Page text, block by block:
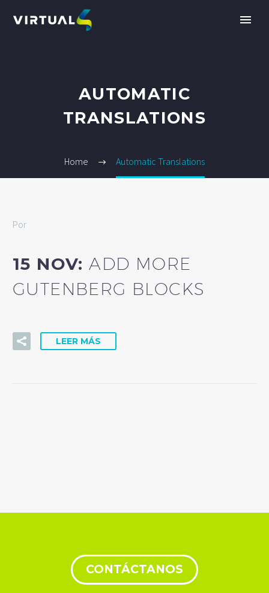
AUTOMATIC
TRANSLATIONS
Home Automatic Translations
Por
15 NOV:ADD MORE
GUTENBERG BLOCKS
LEER MÁS
CONTÁCTANOS